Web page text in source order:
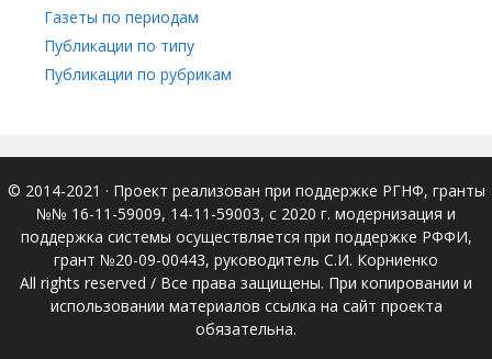
Газеты по периодам
Публикации по типу
Публикации по рубрикам
© 2014-2021 · Проект реализован при поддержке РГНФ, гранты
№№ 16-11-59009, 14-11-59003, с 2020 г. модернизация и
поддержка системы осуществляется при поддержке РФФИ,
грант №20-09-00443, руководитель С.И. Корниенко
All rights reserved / Все права защищены. При копировании и
использовании материалов ссылка на сайт проекта
обязательна.